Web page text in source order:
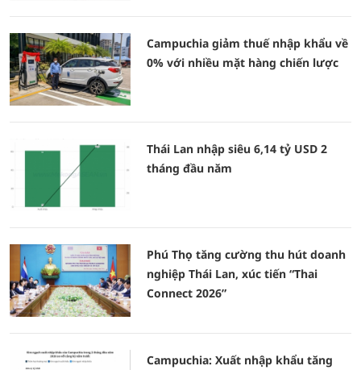
Campuchia giảm thuế nhập khẩu về
0% với nhiều mặt hàng chiến lược
Thái Lan nhập siêu 6,14 tỷ USD 2
tháng đầu năm
Phú Thọ tăng cường thu hút doanh
nghiệp Thái Lan, xúc tiến “Thai
Connect 2026”
Campuchia: Xuất nhập khẩu tăng